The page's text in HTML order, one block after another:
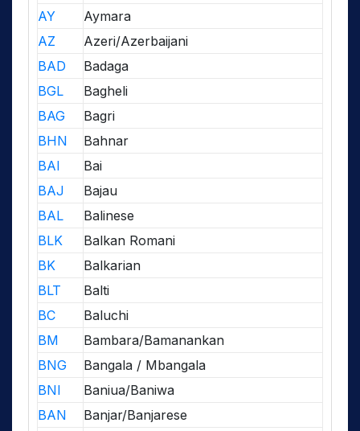
AY
Aymara
AZ
Azeri/Azerbaijani
BAD
Badaga
BGL
Bagheli
BAG
Bagri
BHN
Bahnar
BAI
Bai
BAJ
Bajau
BAL
Balinese
BLK
Balkan Romani
BK
Balkarian
BLT
Balti
BC
Baluchi
BM
Bambara/Bamanankan
BNG
Bangala / Mbangala
BNI
Baniua/Baniwa
BAN
Banjar/Banjarese